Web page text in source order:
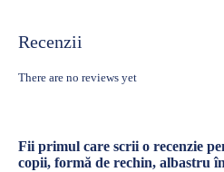
Recenzii
There are no reviews yet
Fii primul care scrii o recenzie
copii, formă de rechin, albastru